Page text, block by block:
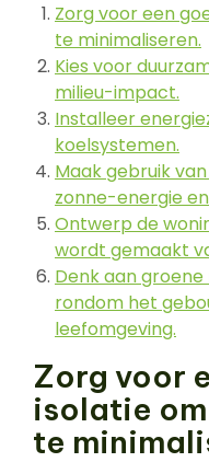
Zorg voor een
te minimaliseren.
Kies voor
milieu-impact.
Installeer
koelsystemen.
Maak gebruik
zonne-energie
Ontwerp de
wordt gemaakt
Denk aan
rondom het
leefomgeving.
Zorg voor
isolatie
te